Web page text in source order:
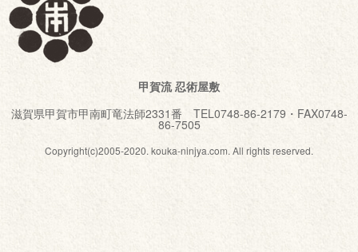
甲賀流 忍術屋敷
滋賀県甲賀市甲南町竜法師2331番 TEL0748-86-2179・FAX0748-
86-7505
Copyright(c)2005-2020. kouka-ninjya.com. All rights reserved.